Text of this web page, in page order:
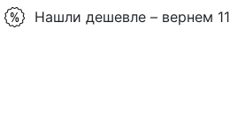
Нашли дешевле – вернем